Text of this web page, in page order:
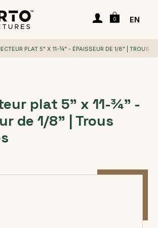
Connexion
Panier
0 EN
PLAT 5" X 11-¾" - ÉPAISSEUR DE 1/8" | TROUS
plat 5" x 11-¾" -
de 1/8" | Trous